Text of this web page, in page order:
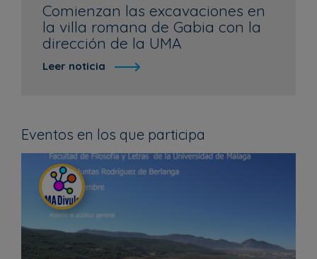
Comienzan las excavaciones en
la villa romana de Gabia con la
dirección de la UMA
Leer noticia
Eventos en los que participa